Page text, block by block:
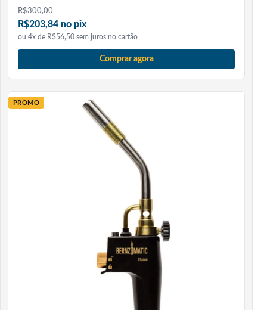
R$300,00
R$203,84 no pix
ou 4x de R$56,50 sem juros no cartão
Comprar agora
PROMO